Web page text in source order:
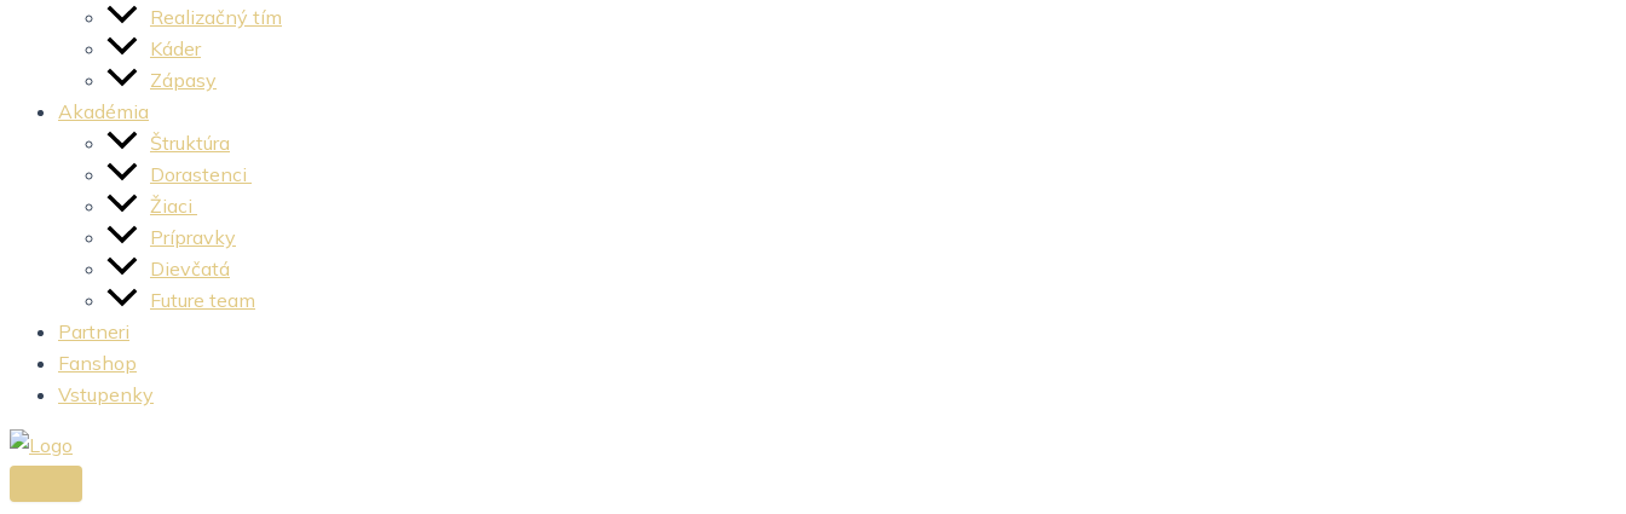
Realizačný tím
Káder
Zápasy
Akadémia
Štruktúra
Dorastenci
Žiaci
Prípravky
Dievčatá
Future team
Partneri
Fanshop
Vstupenky